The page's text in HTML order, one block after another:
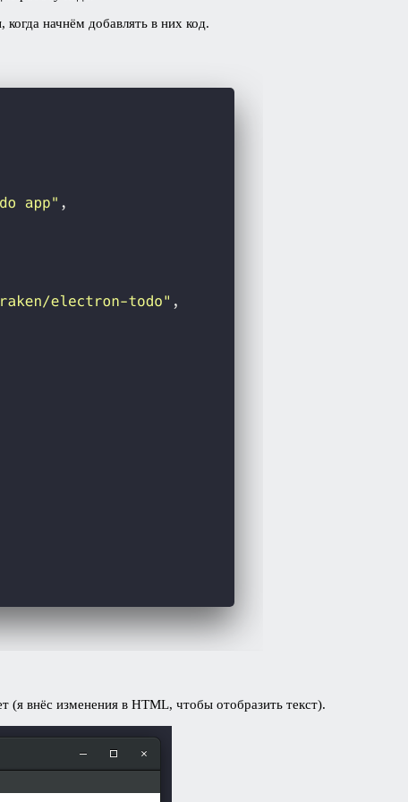
начнём добавлять в них код.
(я внёс изменения в HTML, чтобы отобразить текст).